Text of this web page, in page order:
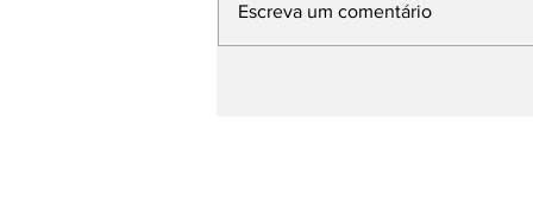
Escreva um comentário